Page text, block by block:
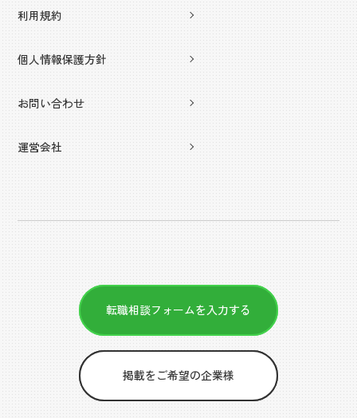
利用規約
個人情報保護方針
お問い合わせ
運営会社
転職相談フォームを入力する
掲載をご希望の企業様